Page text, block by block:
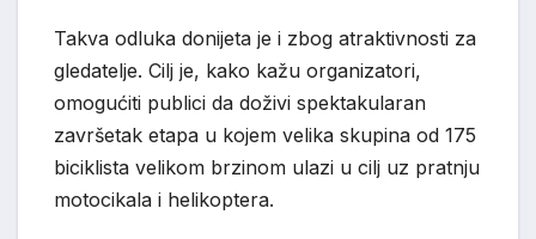
Takva odluka donijeta je i zbog atraktivnosti za
gledatelje. Cilj je, kako kažu organizatori,
omogućiti publici da doživi spektakularan
završetak etapa u kojem velika skupina od 175
biciklista velikom brzinom ulazi u cilj uz pratnju
motocikala i helikoptera.